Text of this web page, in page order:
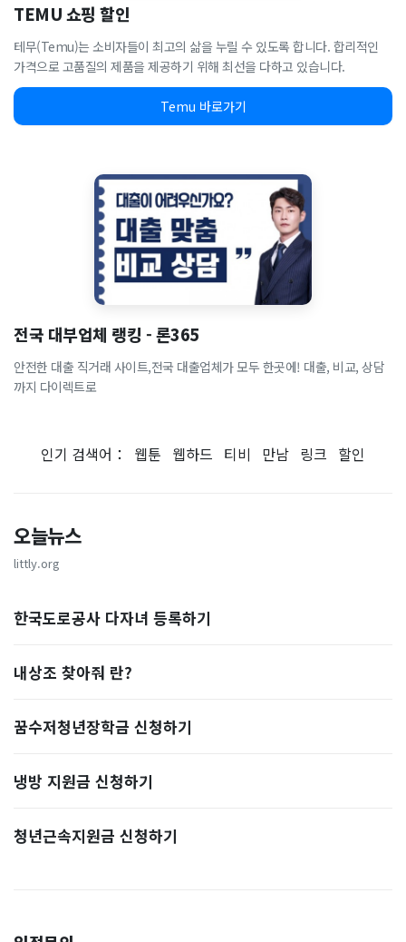
TEMU 쇼핑 할인
테무(Temu)는 소비자들이 최고의 삶을 누릴 수 있도록 합니다. 합리적인
가격으로 고품질의 제품을 제공하기 위해 최선을 다하고 있습니다.
Temu 바로가기
전국 대부업체 랭킹 - 론365
안전한 대출 직거래 사이트,전국 대출업체가 모두 한곳에! 대출, 비교, 상담
까지 다이렉트로
인기 검색어： 웹툰 웹하드 티비 만남 링크 할인
오늘뉴스
littly.org
한국도로공사 다자녀 등록하기
내상조 찾아줘 란?
꿈수저청년장학금 신청하기
냉방 지원금 신청하기
청년근속지원금 신청하기